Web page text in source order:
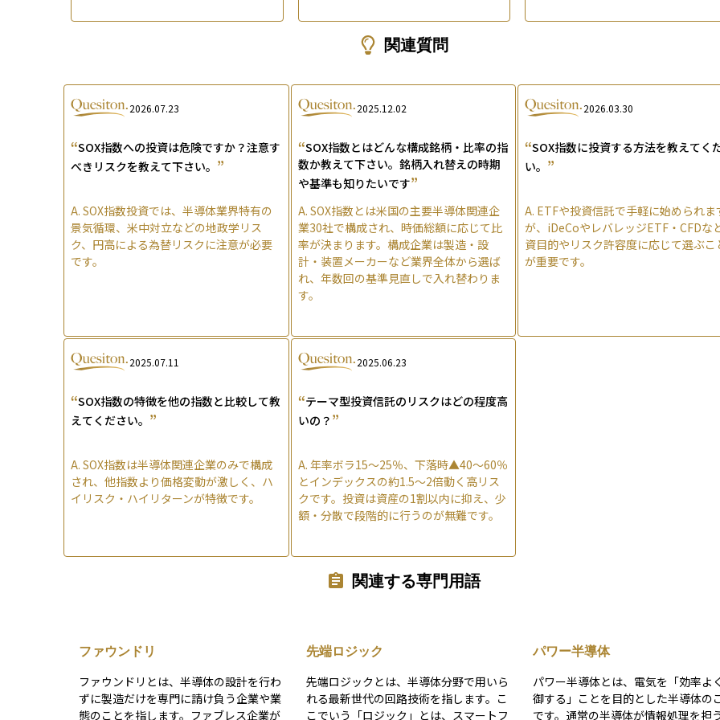
関連質問
2026.07.23
“SOX指数への投資は危険ですか？注意す
べきリスクを教えて下さい。 ”
A. SOX指数投資では、半導体業界特有の
景気循環、米中対立などの地政学リス
ク、円高による為替リスクに注意が必要
です。
2025.12.02
“SOX指数とはどんな構成銘柄・比率の指
数か教えて下さい。銘柄入れ替えの時期
や基準も知りたいです”
A. SOX指数とは米国の主要半導体関連企
業30社で構成され、時価総額に応じて比
率が決まります。構成企業は製造・設
計・装置メーカーなど業界全体から選ば
れ、年数回の基準見直しで入れ替わりま
す。
2026.03.30
“SOX指数に投資する方法を教えてく
い。 ”
A. ETFや投資信託で手軽に始められま
が、iDeCoやレバレッジETF・CFDな
資目的やリスク許容度に応じて選ぶこ
が重要です。
2025.07.11
“SOX指数の特徴を他の指数と比較して教
えてください。 ”
A. SOX指数は半導体関連企業のみで構成
され、他指数より価格変動が激しく、ハ
イリスク・ハイリターンが特徴です。
2025.06.23
“テーマ型投資信託のリスクはどの程度高
いの？ ”
A. 年率ボラ15〜25％、下落時▲40〜60％
とインデックスの約1.5〜2倍動く高リス
クです。投資は資産の1割以内に抑え、少
額・分散で段階的に行うのが無難です。
関連する専門用語
ファウンドリ
ファウンドリとは、半導体の設計を行わ
ずに製造だけを専門に請け負う企業や業
態のことを指します。ファブレス企業が
先端ロジック
先端ロジックとは、半導体分野で用いら
れる最新世代の回路技術を指します。こ
こでいう「ロジック」とは、スマートフ
パワー半導体
パワー半導体とは、電気を「効率よ
御する」ことを目的とした半導体の
です。通常の半導体が情報処理を担